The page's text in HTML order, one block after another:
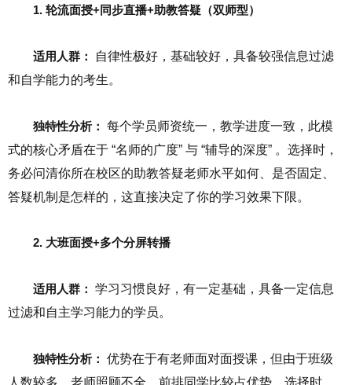
1. 轮流面授+同步直播+助教答疑（双师型）
适用人群：
自律性极好，基础较好，具备较强信息过滤
和自学能力的考生。
独特性分析： 每个学员师资统一，教学进度一致，此模
式的核心矛盾在于 “名师的广度” 与 “辅导的深度” 。选择时，
务必问清你所在校区的助教答疑老师水平如何、是否固定、
答疑机制是怎样的，这直接决定了你的学习效果下限。
2. 大班面授+多个分屏转播
适用人群： 学习习惯良好，有一定基础，具备一定信息
过滤和自主学习能力的学员。
独特性分析： 优势在于有老师面对面授课，但由于班级
人数较多，老师照顾不全，前排同学比较占优势。选择时，